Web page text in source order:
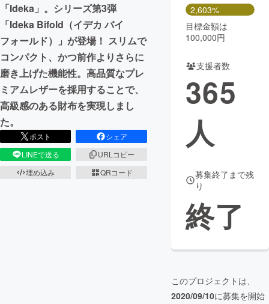
CAMPFIRE for Social Good
CAMPFIRE Creation
CAMPFIREふるさと納税 machi-ya コミュニティ
「Ideka」。シリーズ第3弾
「Ideka Bifold（イデカ バイ
フォールド）」が登場！ スリムで
コンパクト、かつ前作よりさらに
磨き上げた機能性。高品質なプレ
ミアムレザーを採用することで、
高級感のある財布を実現しまし
た。
ポスト
シェア
LINEで送る
URLコピー
埋め込み
QRコード
2,603%
目標金額は
100,000円
支援者数
365
人
募集終了まで残
り
終了
このプロジェクトは、
2020/09/10に募集を開始